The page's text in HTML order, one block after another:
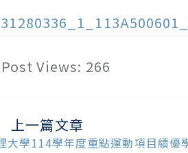
Post Views: 266
上一篇文章
大學114學年度重點運動項目績優